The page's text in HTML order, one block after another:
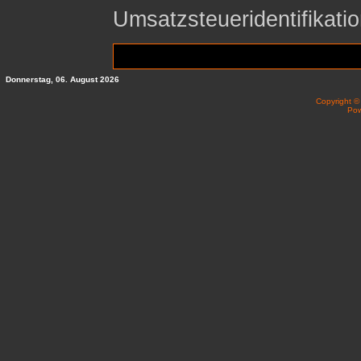
Donnerstag, 06. August 2026
Copyright